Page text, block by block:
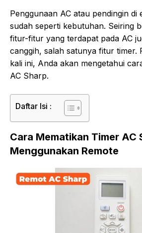
Penggunaan AC atau pendingin di
sudah seperti kebutuhan. Seiring
fitur-fitur yang terdapat pada AC
canggih, salah satunya fitur timer.
kali ini, Anda akan mengetahui
AC Sharp.
Daftar Isi :
Cara Mematikan Timer AC
Menggunakan Remote